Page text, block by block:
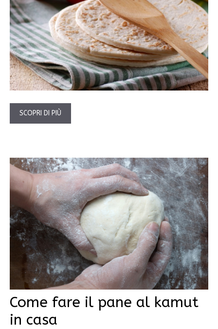
SCOPRI DI PIÙ
Come fare il pane al kamut
in casa